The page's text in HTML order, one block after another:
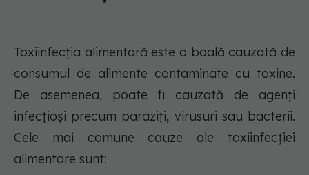
Toxiinfecția alimentară este o boală cauzată de
consumul de alimente contaminate cu toxine.
De asemenea, poate fi cauzată de agenți
infecțioși precum paraziți, virusuri sau bacterii.
Cele mai comune cauze ale toxiinfecției
alimentare sunt: